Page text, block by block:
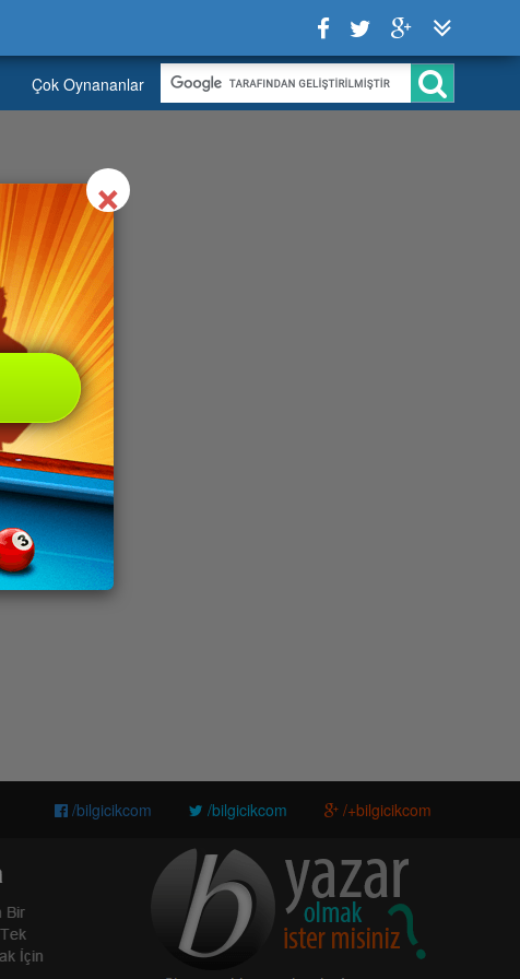
Çok Oynananlar
/bilgicikcom /bilgicikcom /+bilgicikcom
×Close